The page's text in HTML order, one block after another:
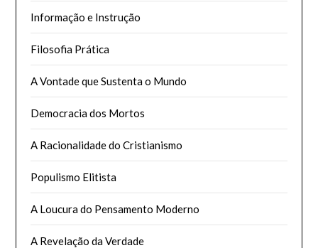
Informação e Instrução
Filosofia Prática
A Vontade que Sustenta o Mundo
Democracia dos Mortos
A Racionalidade do Cristianismo
Populismo Elitista
A Loucura do Pensamento Moderno
A Revelação da Verdade